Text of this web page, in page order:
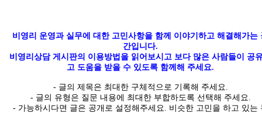
비영리 운영과 실무에 대한 고민사항을 함께 이야기하고 해결해가는
간입니다.
비영리상담 게시판의 이용방법을 읽어보시고 보다 많은 사람들이 공
고 도움을 받을 수 있도록 함께해 주세요.
- 글의 제목은 최대한 구체적 으로 기록해 주세요.
- 글의 유형은 질문 내용에 최대한 부합하도록 선택해 주세요.
- 가능하시다면 글은 공개 로 설정해주세요. 비슷한 고민을 하고 있는